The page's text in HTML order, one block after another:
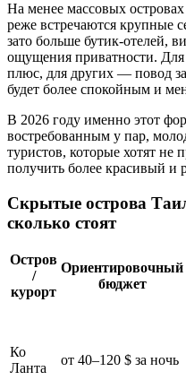
На менее массовых
реже встречаются крупные
зато больше бутик-отелей,
ощущения приватности. Для
плюс, для других — повод
будет более спокойным и
В 2026 году именно этот
востребованным у пар,
туристов, которые хотят не
получить более красивый и
Скрытые острова
сколько стоят
Остров
/
курорт
Ориентировочный
бюджет
Ко
Ланта
от 40–120 $ за ночь